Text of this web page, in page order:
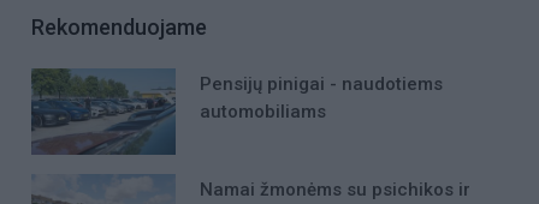
Rekomenduojame
Pensijų pinigai - naudotiems
automobiliams
Namai žmonėms su psichikos ir